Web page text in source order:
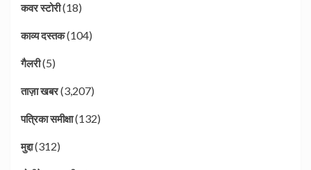
कवर स्टोरी(18)
काव्य दस्तक(104)
गैलरी(5)
ताज़ा खबर(3,207)
पत्रिका समीक्षा(132)
मुद्दा(312)